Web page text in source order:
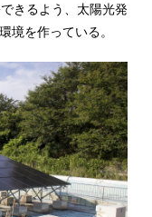
きるよう、太陽光発
境を作っている。